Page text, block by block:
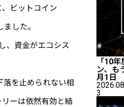
ビットコイン
した。
、資金がエコシス
を止められない相
ーは依然有効と結
「10
ン、も
月1日
3